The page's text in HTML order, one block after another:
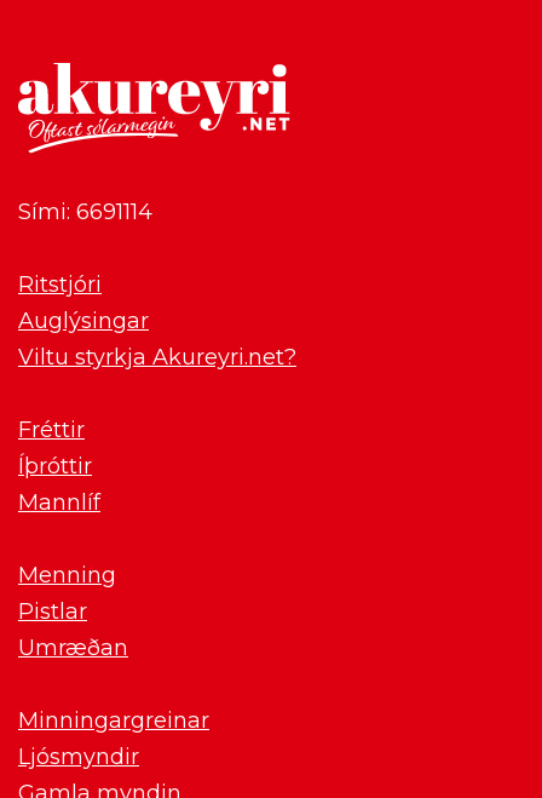
Sími: 6691114
Ritstjóri
Auglýsingar
Viltu styrkja Akureyri.net?
Fréttir
Íþróttir
Mannlíf
Menning
Pistlar
Umræðan
Minningargreinar
Ljósmyndir